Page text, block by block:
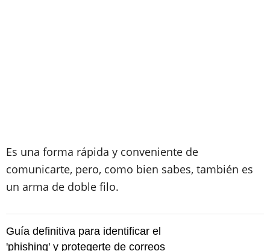
Es una forma rápida y conveniente de
comunicarte, pero, como bien sabes, también es
un arma de doble filo.
Guía definitiva para identificar el
'phishing' y protegerte de correos